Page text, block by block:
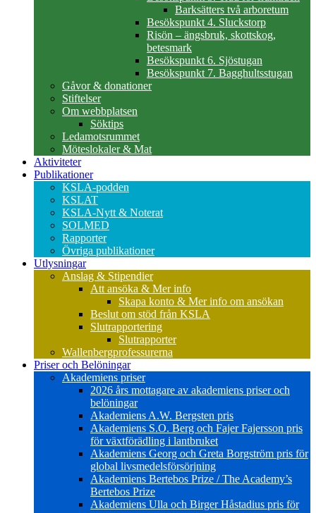
Barksätters två arboretum
Besökspunkt 4. Sluckstorp
Risön – ängsbruk, skottskog,
betesmark
Besökspunkt 6. Sjöstugan
Besökspunkt 7. Bagghultsstugan
Gåvor & donationer
Stiftelser
Om webbplatsen
Söktips
Ledamotsrummet
Möteslokaler & Mat
Aktiviteter
Publikationer
KSLA-podden
KSLAT
KSLA-Nytt & Noterat
SOLMED
Rapporter
Övriga publikationer
Utlysningar
Anslag & Stipendier
Att ansöka & Mer info
Skapa konto & Mer info om ansökan
Beslut om stöd från KSLA
Slutrapportering
Slutrapporter
Wallenbergprofessurerna
Priser och Belöningar
Akademiens priser
2026 års mottagare av akademiens priser och
belöningar
Akademiens A.W. Bergsten pris
Akademiens S.O. Berg och Fajer Fajersson pris
för växtförädling i lantbruket
Akademiens Georg och Greta Borgström pris för
global livsmedelsförsörjning
Akademiens Bertebos Prize / The Academy’s
Bertebos Prize
Akademiens Ulla och Birger Håstadius pris för